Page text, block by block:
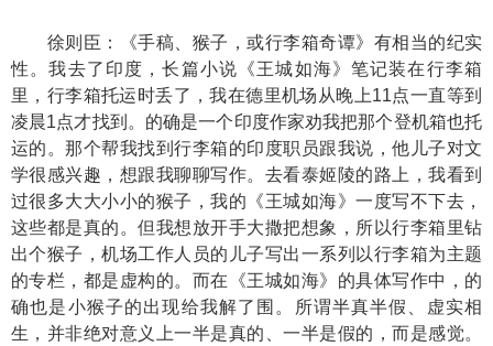
徐则臣：《手稿、猴子，或行李箱奇谭》有相当的纪实
性。我去了印度，长篇小说《王城如海》笔记装在行李箱
里，行李箱托运时丢了，我在德里机场从晚上11点一直等到
凌晨1点才找到。的确是一个印度作家劝我把那个登机箱也托
运的。那个帮我找到行李箱的印度职员跟我说，他儿子对文
学很感兴趣，想跟我聊聊写作。去看泰姬陵的路上，我看到
过很多大大小小的猴子，我的《王城如海》一度写不下去，
这些都是真的。但我想放开手大撒把想象，所以行李箱里钻
出个猴子，机场工作人员的儿子写出一系列以行李箱为主题
的专栏，都是虚构的。而在《王城如海》的具体写作中，的
确也是小猴子的出现给我解了围。所谓半真半假、虚实相
生，并非绝对意义上一半是真的、一半是假的，而是感觉。